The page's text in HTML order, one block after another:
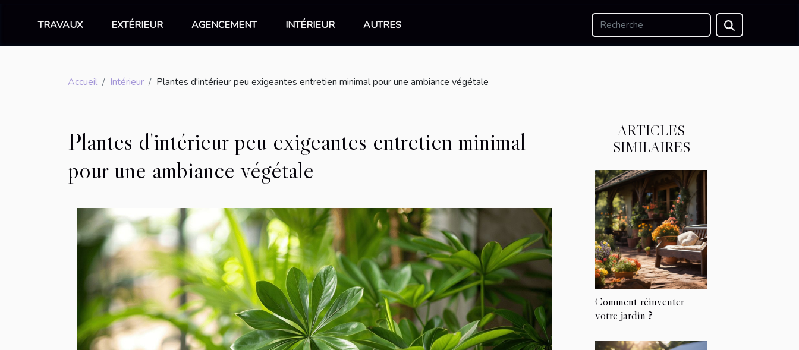
TRAVAUX EXTÉRIEUR AGENCEMENT INTÉRIEUR AUTRES
Accueil Intérieur Plantes d'intérieur peu exigeantes entretien minimal pour une ambiance végétale
Plantes d'intérieur peu exigeantes entretien minimal
pour une ambiance végétale
ARTICLES
SIMILAIRES
Comment réinventer
votre jardin ?